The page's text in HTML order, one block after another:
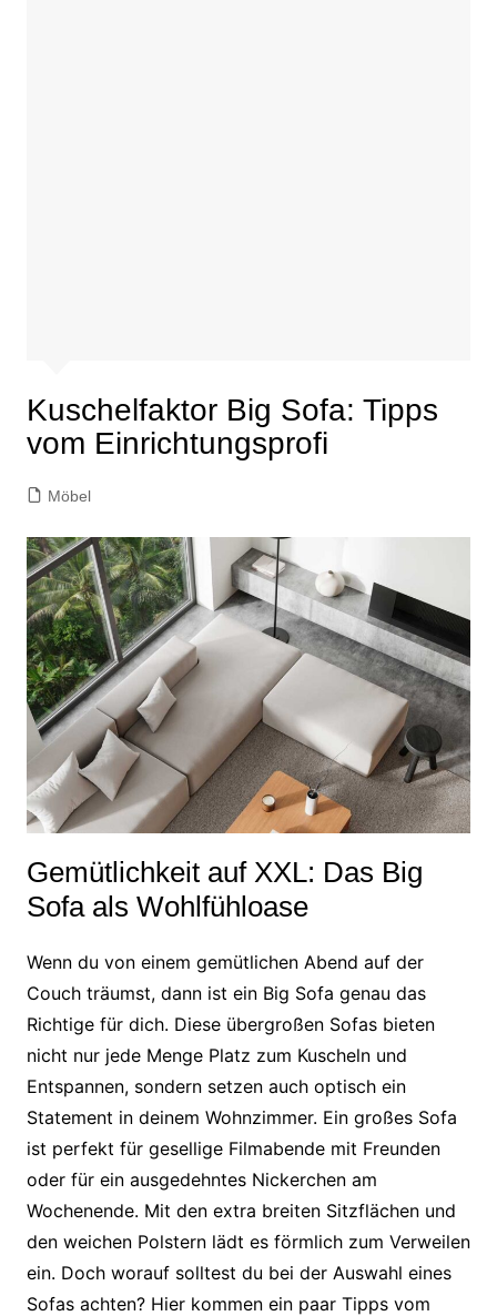
Kuschelfaktor Big Sofa: Tipps
vom Einrichtungsprofi
Möbel
Gemütlichkeit auf XXL: Das Big
Sofa als Wohlfühloase
Wenn du von einem gemütlichen Abend auf der
Couch träumst, dann ist ein Big Sofa genau das
Richtige für dich. Diese übergroßen Sofas bieten
nicht nur jede Menge Platz zum Kuscheln und
Entspannen, sondern setzen auch optisch ein
Statement in deinem Wohnzimmer. Ein großes Sofa
ist perfekt für gesellige Filmabende mit Freunden
oder für ein ausgedehntes Nickerchen am
Wochenende. Mit den extra breiten Sitzflächen und
den weichen Polstern lädt es förmlich zum Verweilen
ein. Doch worauf solltest du bei der Auswahl eines
Sofas achten? Hier kommen ein paar Tipps vom